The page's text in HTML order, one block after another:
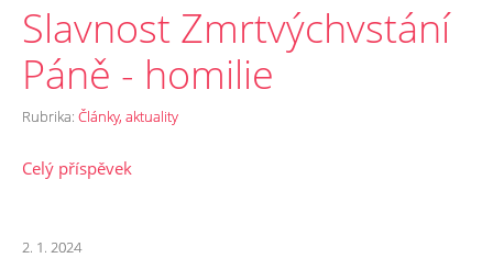
Slavnost Zmrtvýchvstání
Páně - homilie
Rubrika: Články, aktuality
Celý příspěvek
2. 1. 2024